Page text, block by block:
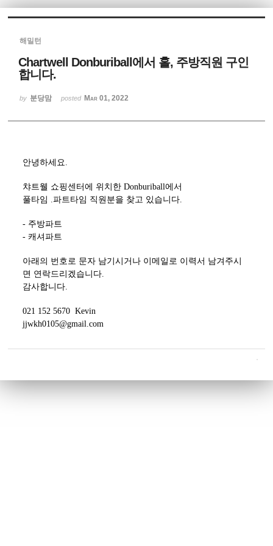
해밀턴
Chartwell Donburiball에서 홀, 주방직원 구인
합니다.
by 분당맘 posted Mar 01, 2022
안녕하세요.
챠트웰 쇼핑센터에 위치한 Donburiball에서
풀타임 .파트타임 직원분을 찾고 있습니다.
- 주방파트
- 캐셔파트
아래의 번호로 문자 남기시거나 이메일로 이력서 남겨주시
면 연락드리겠습니다.
감사합니다.
021 152 5670 Kevin
jjwkh0105@gmail.com
Sketchbook5, 스케치북5
Sketchbook5, 스케치북5